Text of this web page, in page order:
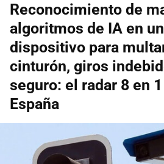
Reconocimiento de
algoritmos de IA en
dispositivo para
cinturón, giros
seguro: el radar 8 en
España